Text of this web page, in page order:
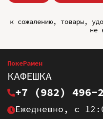
к сожалению, товары,
не
ПокеРамен
КАФЕШКА
+7 (982) 496-
Ежедневно, с